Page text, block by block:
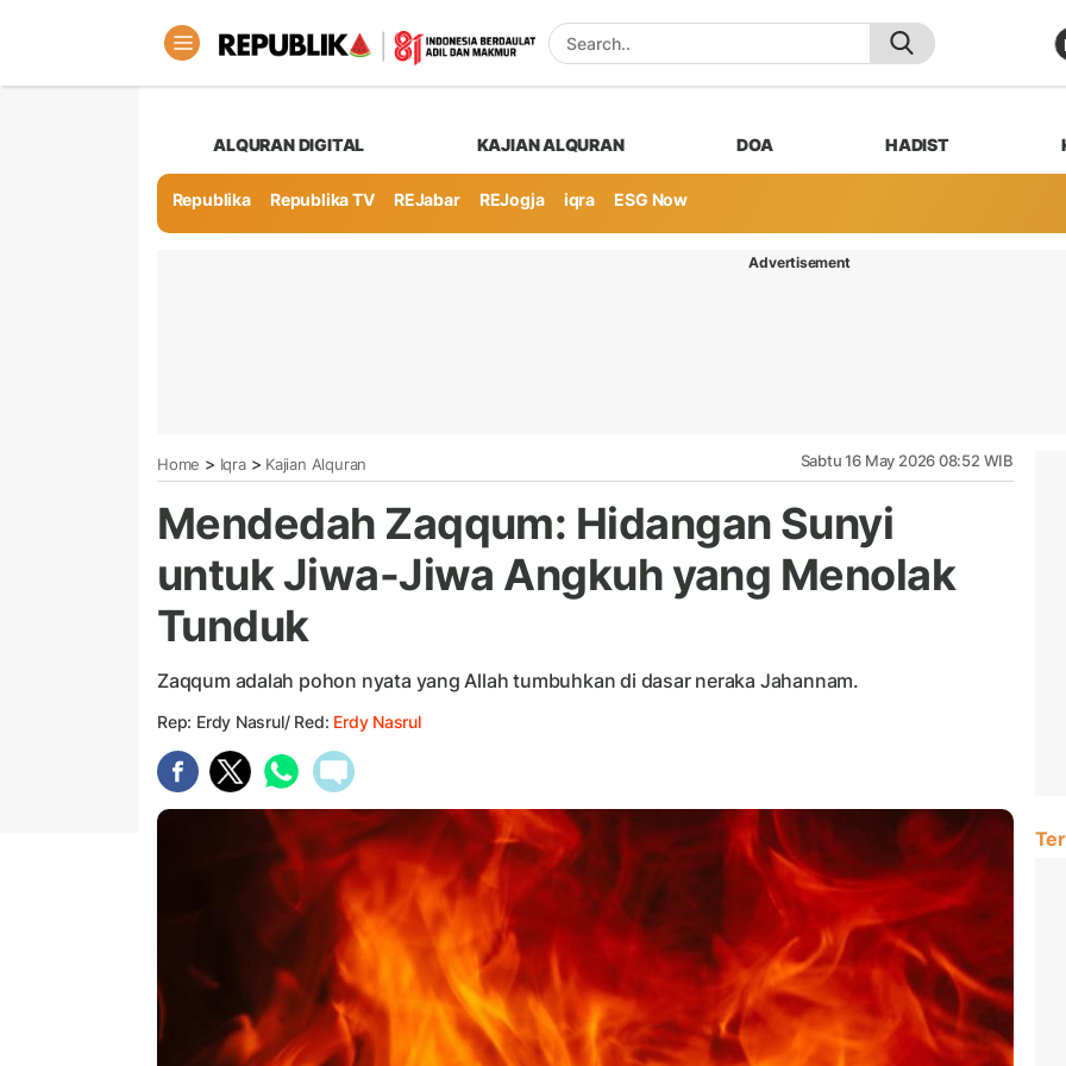
ALQURAN DIGITAL KAJIAN ALQURAN DOA HADIST
Republika Republika TV REJabar REJogja iqra ESG Now
Advertisement
Home > Iqra> Kajian Alquran Sabtu 16 May 2026 08:52 WIB
Mendedah Zaqqum: Hidangan Sunyi
untuk Jiwa-Jiwa Angkuh yang Menolak
Tunduk
Zaqqum adalah pohon nyata yang Allah tumbuhkan di dasar neraka Jahannam.
Rep: Erdy Nasrul/ Red: Erdy Nasrul